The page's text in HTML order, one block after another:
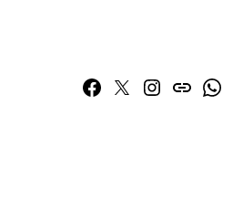
Facebook
TwitterInstagram
issuu